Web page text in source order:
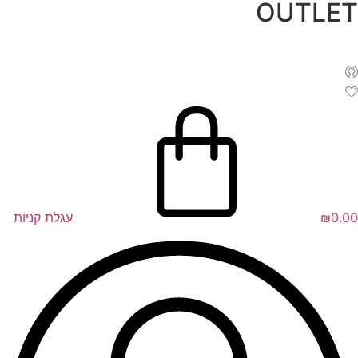
דלג
OUTLET
₪0.00 עגלת קניות